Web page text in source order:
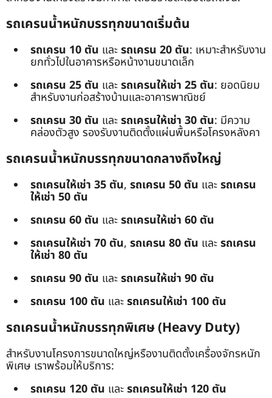
รถเครนน้ำหนักบรรทุกขนาดเริ่มต้น
รถเครน 10 ตัน และรถเครน 20 ตัน: เหมาะสำหรับงาน
ยกทั่วไปในอาคารหรือหน้างานขนาดเล็ก
รถเครน 25 ตัน และรถเครนให้เช่า 25 ตัน: ยอดนิยม
สำหรับงานก่อสร้างบ้านและอาคารพาณิชย์
รถเครน 30 ตัน และรถเครนให้เช่า 30 ตัน: มีความ
คล่องตัวสูง รองรับงานติดตั้งแผ่นพื้นหรือโครงหลังคา
รถเครนน้ำหนักบรรทุกขนาดกลางถึงใหญ่
รถเครนให้เช่า 35 ตัน, รถเครน 50 ตัน และรถเครน
ให้เช่า 50 ตัน
รถเครน 60 ตัน และรถเครนให้เช่า 60 ตัน
รถเครนให้เช่า 70 ตัน, รถเครน 80 ตัน และรถเครน
ให้เช่า 80 ตัน
รถเครน 90 ตัน และรถเครนให้เช่า 90 ตัน
รถเครน 100 ตัน และรถเครนให้เช่า 100 ตัน
รถเครนน้ำหนักบรรทุกพิเศษ (Heavy Duty)
สำหรับงานโครงการขนาดใหญ่หรืองานติดตั้งเครื่องจักรหนัก
พิเศษ เราพร้อมให้บริการ:
รถเครน 120 ตัน และรถเครนให้เช่า 120 ตัน